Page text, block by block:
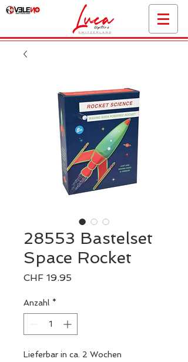
28553 Bastelset
Space Rocket
CHF 19.95
Anzahl *
Lieferbar in ca. 2 Wochen